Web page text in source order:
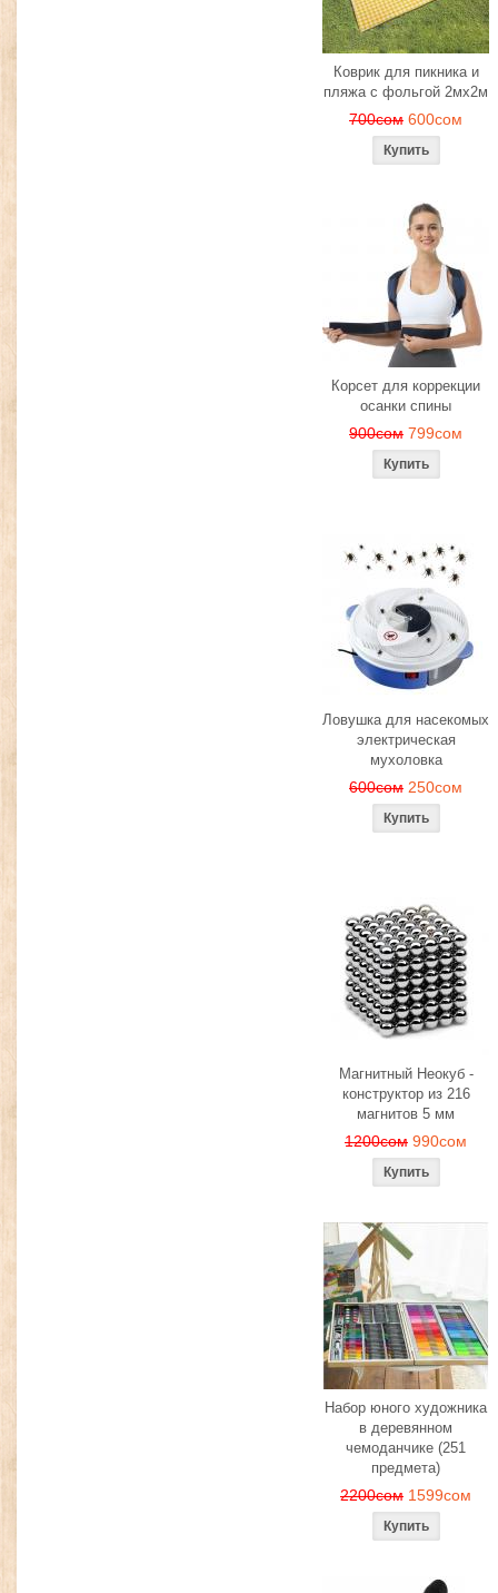
Коврик для пикника и
пляжа с фольгой 2мх2м
700сом 600сом
Корсет для коррекции
осанки спины
900сом 799сом
Ловушка для насекомых
электрическая
мухоловка
600сом 250сом
Магнитный Неокуб -
конструктор из 216
магнитов 5 мм
1200сом 990сом
Набор юного художника
в деревянном
чемоданчике (251
предмета)
2200сом 1599сом